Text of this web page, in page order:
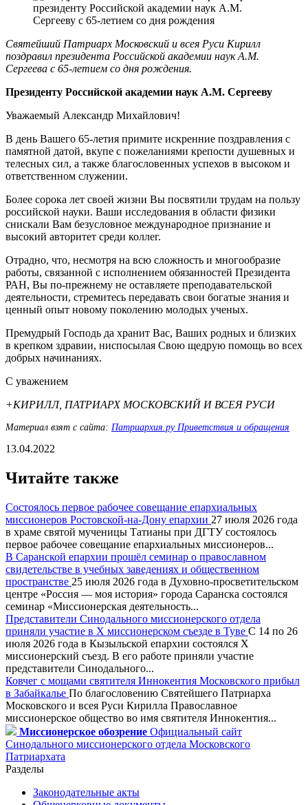
Святейший Патриарх Московский и всея Руси Кирилл
поздравил президента Российской академии наук A.M.
Сергеева с 65-летием со дня рождения.
Президенту Российской академии наук A.M. Сергееву
Уважаемый Александр Михайлович!
В день Вашего 65-летия примите искренние поздравления с
памятной датой, вкупе с пожеланиями крепости душевных и
телесных сил, а также благословенных успехов в высоком и
ответственном служении.
Более сорока лет своей жизни Вы посвятили трудам на пользу
российской науки. Ваши исследования в области физики
снискали Вам безусловное международное признание и
высокий авторитет среди коллег.
Отрадно, что, несмотря на всю сложность и многообразие
работы, связанной с исполнением обязанностей Президента
РАН, Вы по-прежнему не оставляете преподавательской
деятельности, стремитесь передавать свои богатые знания и
ценный опыт новому поколению молодых ученых.
Премудрый Господь да хранит Вас, Ваших родных и близких
в крепком здравии, ниспосылая Свою щедрую помощь во всех
добрых начинаниях.
С уважением
+КИРИЛЛ, ПАТРИАРХ МОСКОВСКИЙ И ВСЕЯ РУСИ
Материал взят с сайта: Патриархия.ру Приветствия и обращения
13.04.2022
Читайте также
Состоялось первое рабочее совещание епархиальных
миссионеров Ростовской-на-Дону епархии 27 июля 2026 года
в храме святой мученицы Татианы при ДГТУ состоялось
первое рабочее совещание епархиальных миссионеров...
В Саранской епархии прошёл семинар о православном
свидетельстве в учебных заведениях и общественном
пространстве 25 июля 2026 года в Духовно-просветительском
центре «Россия — моя история» города Саранска состоялся
семинар «Миссионерская деятельность...
Представители Синодального миссионерского отдела
приняли участие в X миссионерском съезде в Туве С 14 по 26
июля 2026 года в Кызыльской епархии состоялся X
миссионерский съезд. В его работе приняли участие
представители Синодального...
Ковчег с мощами святителя Иннокентия Московского прибыл
в Забайкалье По благословению Святейшего Патриарха
Московского и всея Руси Кирилла Православное
миссионерское общество во имя святителя Иннокентия...
Миссионерское обозрение Официальный сайт
Синодального миссионерского отдела Московского
Патриархата
Разделы
Законодательные акты